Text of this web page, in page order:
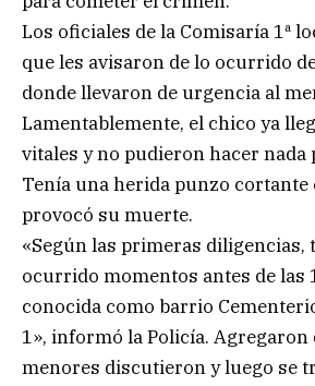
Los oficiales de la Comisaría 1ª
que les avisaron de lo ocurrido
donde llevaron de urgencia al
Lamentablemente, el chico ya
vitales y no pudieron hacer nada
Tenía una herida punzo cortante
provocó su muerte.
«Según las primeras diligencias,
ocurrido momentos antes de las
conocida como barrio
1», informó la Policía. Agregaron
menores discutieron y luego se